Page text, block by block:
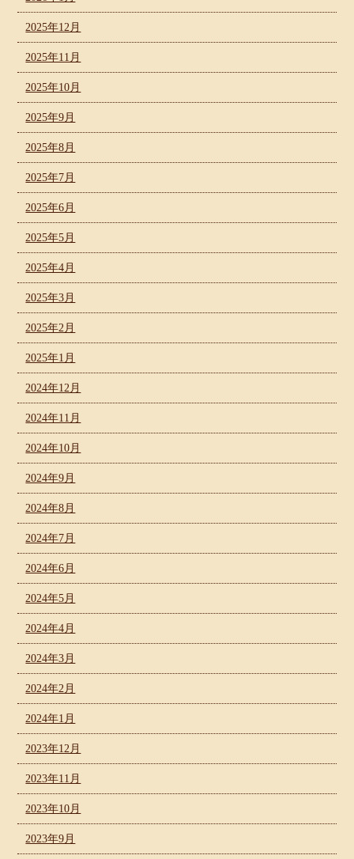
2025年12月
2025年11月
2025年10月
2025年9月
2025年8月
2025年7月
2025年6月
2025年5月
2025年4月
2025年3月
2025年2月
2025年1月
2024年12月
2024年11月
2024年10月
2024年9月
2024年8月
2024年7月
2024年6月
2024年5月
2024年4月
2024年3月
2024年2月
2024年1月
2023年12月
2023年11月
2023年10月
2023年9月